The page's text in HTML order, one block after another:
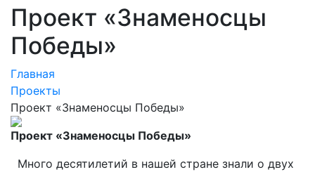
Проект «Знаменосцы
Победы»
Главная
Проекты
Проект «Знаменосцы Победы»
Проект «Знаменосцы Победы»
Много десятилетий в нашей стране знали о двух